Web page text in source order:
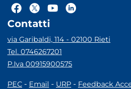
Contatti
via Garibaldi, 114 - 02100 Rieti
Tel. 0746267201
P.Iva 00915900575
PEC - Email - URP - Feedback